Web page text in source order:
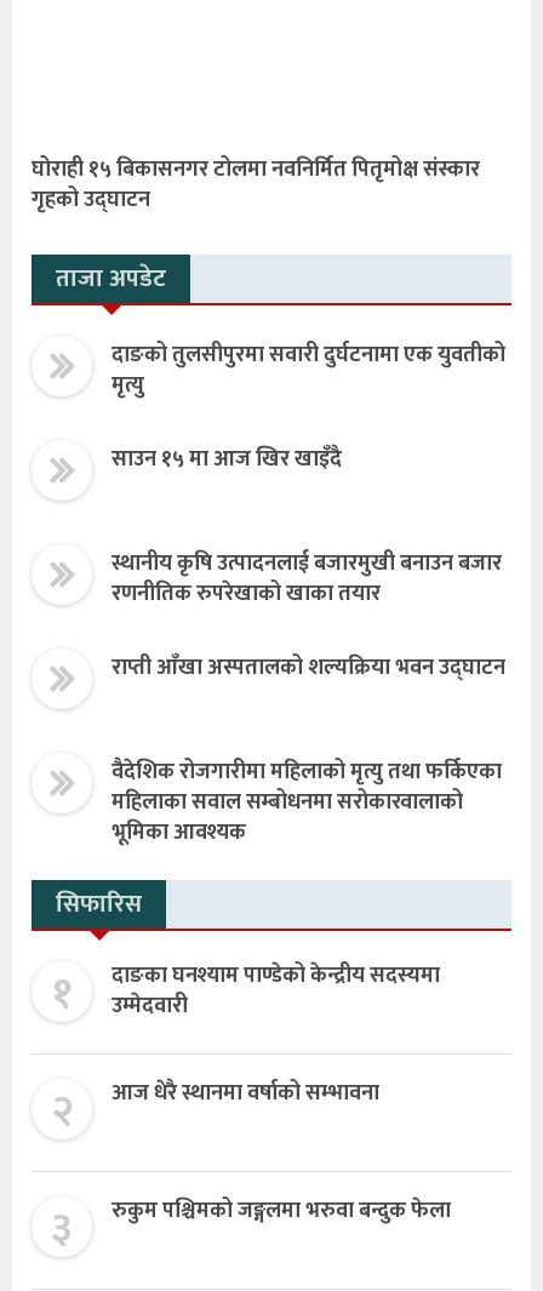
घोराही १५ बिकासनगर टोलमा नवनिर्मित पितृमोक्ष संस्कार
गृहको उद्घाटन
ताजा अपडेट
दाङको तुलसीपुरमा सवारी दुर्घटनामा एक युवतीको
मृत्यु
साउन १५ मा आज खिर खाइँदै
स्थानीय कृषि उत्पादनलाई बजारमुखी बनाउन बजार
रणनीतिक रुपरेखाको खाका तयार
राप्ती आँखा अस्पतालको शल्यक्रिया भवन उद्घाटन
वैदेशिक रोजगारीमा महिलाको मृत्यु तथा फर्किएका
महिलाका सवाल सम्बोधनमा सरोकारवालाको
भूमिका आवश्यक
सिफारिस
१
दाङका घनश्याम पाण्डेको केन्द्रीय सदस्यमा
उम्मेदवारी
२ आज धेरै स्थानमा वर्षाको सम्भावना
३ रुकुम पश्चिमको जङ्गलमा भरुवा बन्दुक फेला